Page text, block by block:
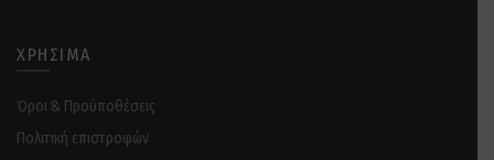
ΧΡΉΣΙΜΑ
Όροι & Προϋποθέσεις
Πολιτική επιστροφών